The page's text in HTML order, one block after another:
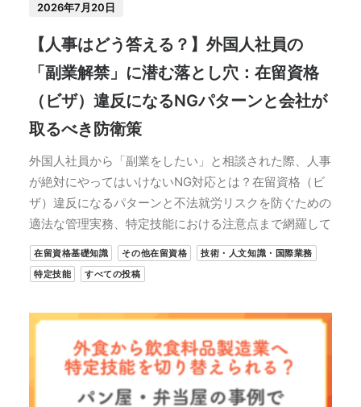
2026年7月20日
【人事はどう答える？】外国人社員の
「副業解禁」に潜む落とし穴：在留資格
（ビザ）違反になるNGパターンと会社が
取るべき防衛策
外国人社員から「副業をしたい」と相談された際、人事
が絶対にやってはいけないNG対応とは？在留資格（ビ
ザ）違反になるパターンと不法就労リスクを防ぐための
適法な管理実務、特定技能における注意点まで網羅して
在留資格基礎知識 その他在留資格
技術・人文知識・国際業務
特定技能
すべての投稿